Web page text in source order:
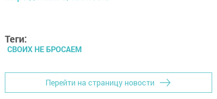
Теги:
СВОИХ НЕ БРОСАЕМ
Перейти на страницу новости